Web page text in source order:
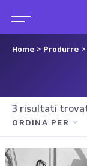
Home > Produrre >
3 risultati
ORDINA PER